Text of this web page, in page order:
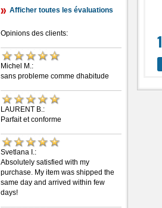
Afficher toutes les évaluations
Opinions des clients:
Michel M.:
sans probleme comme dhabitude
LAURENT B.:
Parfait et conforme
Svetlana I.:
Absolutely satisfied with my
purchase. My item was shipped the
same day and arrived within few
days!